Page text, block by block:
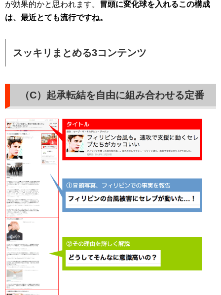
が効果的かと思われます。
冒頭に変化球を入れるこの構成
は、最近とても流行ですね。
スッキリまとめる3コンテンツ
（C）起承転結を自由に組み合わせる定番